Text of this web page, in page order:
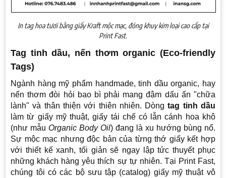
In tag hoa tươi bằng giấy Kraft mộc mạc, đóng khuy kim loại cao cấp tại
Print Fast.
Tag tinh dầu, nến thơm organic (Eco-friendly
Tags)
Ngành hàng mỹ phẩm handmade, tinh dầu organic, hay
nến thơm đòi hỏi bao bì phải mang đậm dấu ấn "chữa
lành" và thân thiện với thiên nhiên. Dòngtag tinh dầu
làm từ giấy mỹ thuật, giấy tái chế có lẫn cánh hoa khô
(như mẫuOrganic Body Oil) đang là xu hướng bùng nổ.
Sự mộc mạc nhưng độc bản của từng thớ giấy kết hợp
với thiết kế xanh, tối giản sẽ ngay lập tức thuyết phục
những khách hàng yêu thích sự tự nhiên. Tại Print Fast,
chúng tôi có các bộ sưu tập (catalog) giấy mỹ thuật vô